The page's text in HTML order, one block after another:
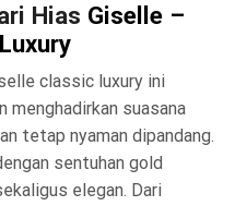
Hias Giselle –
classic luxury ini
menghadirkan suasana
tetap nyaman dipandang.
sentuhan gold
elegan. Dari